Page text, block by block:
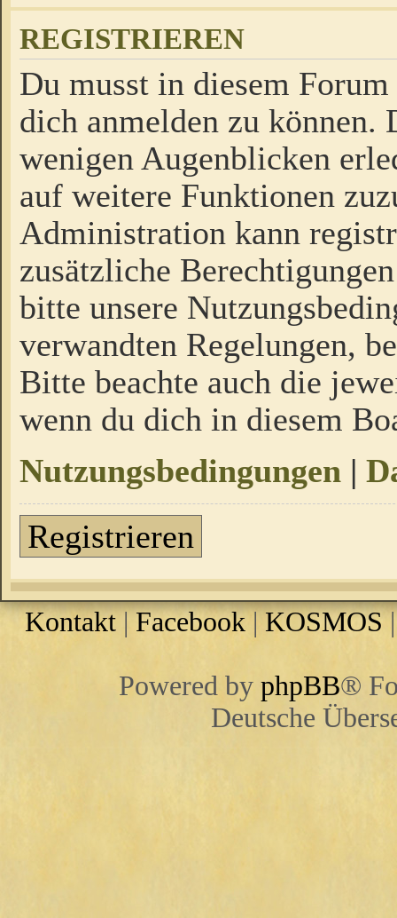
REGISTRIEREN
Du musst in diesem
dich anmelden zu
wenigen Augenblicken
auf weitere Funktionen
Administration kann
zusätzliche
bitte unsere
verwandten Regelungen,
Bitte beachte auch die
wenn du dich in diesem
Nutzungsbedingungen |
Registrieren
Kontakt | Facebook |KOSMOS
Powered by phpBB®
Deutsche